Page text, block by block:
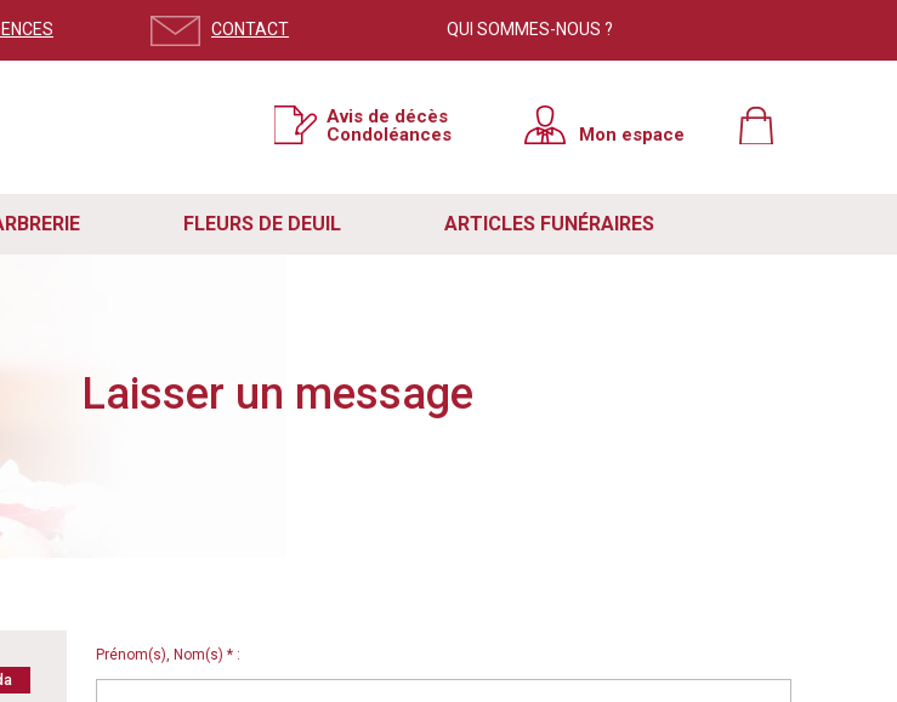
CONTACT QUI SOMMES-NOUS ?
Avis de décès
Condoléances
Mon espace
FLEURS DE DEUIL ARTICLES FUNÉRAIRES
Laisser un message
Prénom(s), Nom(s) * :
×
n’est pas à jour.
disponible.
quitter la page en cliquant sur la croix en haut de votre navigateur, puis relancer
sans aucun problème et nous aider dans notre lutte contre le spam. Si vous
directement à